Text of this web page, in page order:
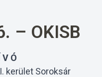
– OKISB
V Ó
kerület Soroksár